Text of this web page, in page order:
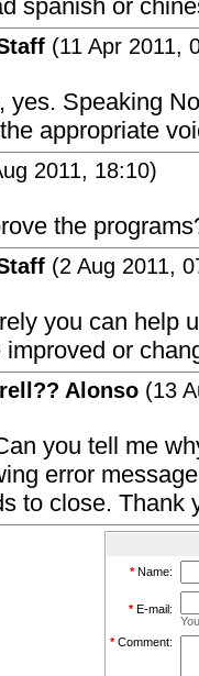
spanish or
(11 Apr 2011,
yes. Speaking
appropriate
2011, 18:10)
the
(2 Aug 2011,
you can help
improved or
Alonso (13
you tell me
error
to close. Thank
*Name:
*E-mail:
*Comment: